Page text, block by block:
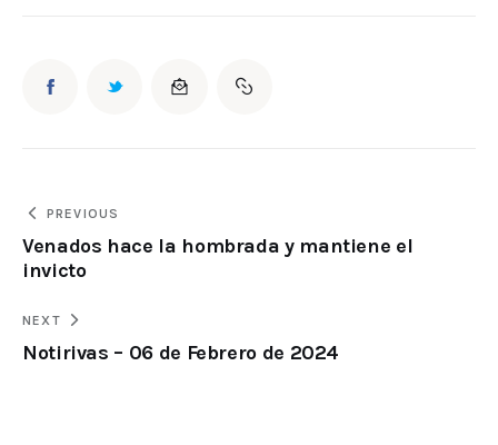
PREVIOUS
Venados hace la hombrada y mantiene el
invicto
NEXT
Notirivas – 06 de Febrero de 2024